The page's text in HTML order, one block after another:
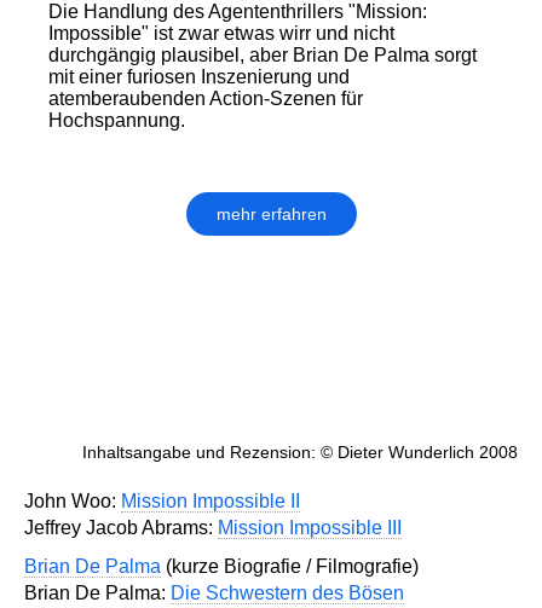
Die Handlung des Agententhrillers "Mission:
Impossible" ist zwar etwas wirr und nicht
durchgängig plausibel, aber Brian De Palma sorgt
mit einer furiosen Inszenierung und
atemberaubenden Action-Szenen für
Hochspannung.
mehr erfahren
Inhaltsangabe und Rezension: © Dieter Wunderlich 2008
John Woo: Mission Impossible II
Jeffrey Jacob Abrams: Mission Impossible III
Brian De Palma (kurze Biografie / Filmografie)
Brian De Palma: Die Schwestern des Bösen